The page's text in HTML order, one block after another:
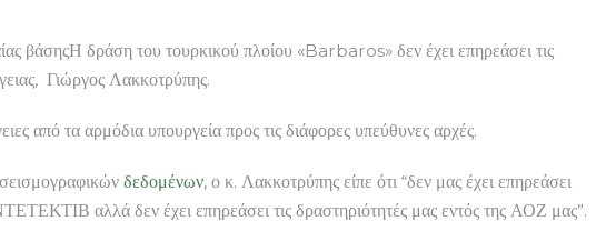
βάσηςΗ δράση του τουρκικού πλοίου «Barbaros» δεν έχει επηρεάσει τις
Γιώργος Λακκοτρύπης.
από τα αρμόδια υπουργεία προς τις διάφορες υπεύθυνες αρχές.
δεδομένων, ο κ. Λακκοτρύπης είπε ότι “δεν μας έχει επηρεάσει
αλλά δεν έχει επηρεάσει τις δραστηριότητές μας εντός της ΑΟΖ μας”.